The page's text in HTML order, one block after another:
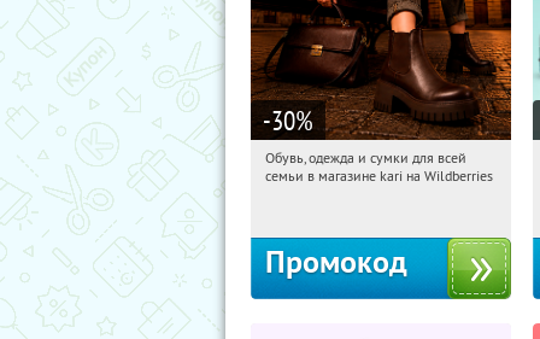
-30%
05:31:22 Получили:
Обувь, одежда и сумки для всей
семьи в магазине kari на Wildberries
Промокод